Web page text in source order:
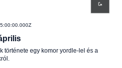
története egy komor yordle-lel és a